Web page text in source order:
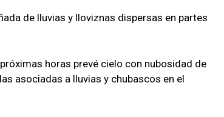
de lluvias y lloviznas dispersas en partes
horas prevé cielo con nubosidad de
asociadas a lluvias y chubascos en el